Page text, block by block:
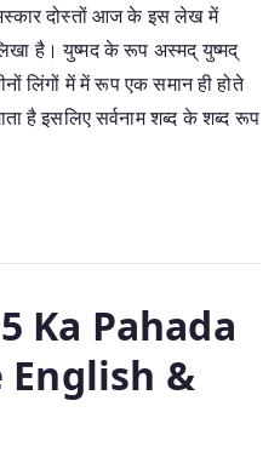
दोस्तों आज के इस लेख में
है। युष्मद के रूप अस्मद् युष्मद्
लिंगों में में रूप एक समान ही होते
है इसलिए सर्वनाम शब्द के शब्द रूप
Ka Pahada
English &